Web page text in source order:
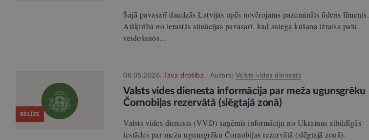
Šajā pavasarī daudzās Latvijas upēs novērojams pazemināts ūdens līmenis.
Atšķirībā no ierastās situācijas pavasarī, kad sniega kušana izraisa palu
veidošanos…
RELĪZE
08.05.2026. Tava drošība Autors: Valsts vides dienests
Valsts vides dienesta informācija par meža ugunsgrēku
Čornobiļas rezervātā (slēgtajā zonā)
Valsts vides dienests (VVD) saņēmis informāciju no Ukrainas atbildīgās
iestādes par mežu ugunsgrēku Čornobiļas rezervātā (slēgtajā zonā).